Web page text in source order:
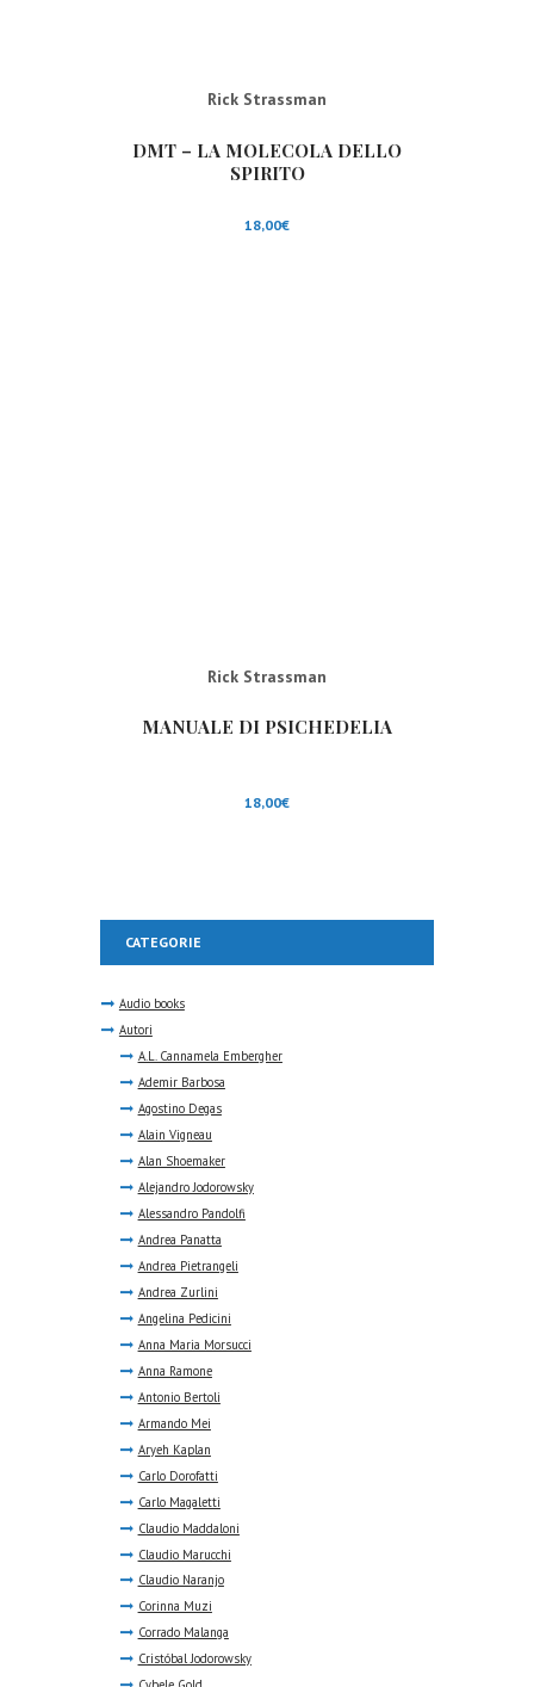
Rick Strassman
DMT – LA MOLECOLA DELLO
SPIRITO
18,00€
Rick Strassman
MANUALE DI PSICHEDELIA
18,00€
CATEGORIE
Audio books
Autori
A.L. Cannamela Embergher
Ademir Barbosa
Agostino Degas
Alain Vigneau
Alan Shoemaker
Alejandro Jodorowsky
Alessandro Pandolfi
Andrea Panatta
Andrea Pietrangeli
Andrea Zurlini
Angelina Pedicini
Anna Maria Morsucci
Anna Ramone
Antonio Bertoli
Armando Mei
Aryeh Kaplan
Carlo Dorofatti
Carlo Magaletti
Claudio Maddaloni
Claudio Marucchi
Claudio Naranjo
Corinna Muzi
Corrado Malanga
Cristóbal Jodorowsky